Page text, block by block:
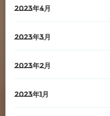
2023年4月
2023年3月
2023年2月
2023年1月